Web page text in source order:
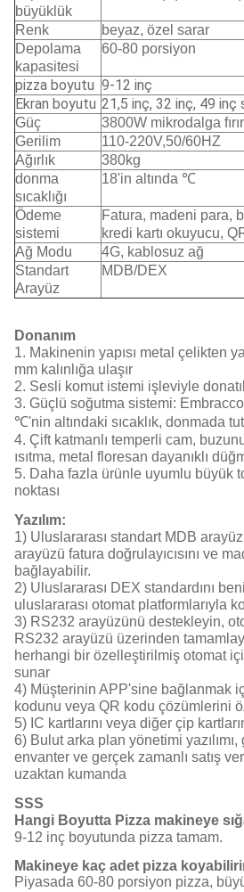
büyüklük
Renk
beyaz, özel sarar
Depolama
kapasitesi
60-80 porsiyon
pizza boyutu 9-12 inç
Ekran boyutu 21,5 inç, 32 inç, 49 inç
Güç
3800W mikrodalga
Gerilim
110-220V,50/60HZ
Ağırlık
380kg
donma
sıcaklığı
18'in altında ℃
Ödeme
sistemi
Fatura, madeni para,
kredi kartı okuyucu,
Ağ Modu
4G, kablosuz ağ
Standart
Arayüz
MDB/DEX
Donanım
1. Makinenin yapısı metal çelikten
mm kalınlığa ulaşır
2. Sesli komut istemi işleviyle
3. Güçlü soğutma sistemi:
℃'nin altındaki sıcaklık, donmada
4. Çift katmanlı temperli cam,
ısıtma, metal floresan dayanıklı
5. Daha fazla ürünle uyumlu büyük
noktası
Yazılım:
1) Uluslararası standart MDB
arayüzü fatura doğrulayıcısını ve
bağlayabilir.
2) Uluslararası DEX standardını
uluslararası otomat platformlarıyla
3) RS232 arayüzünü destekleyin,
RS232 arayüzü üzerinden
herhangi bir özelleştirilmiş otomat
sunar
4) Müşterinin APP'sine bağlanmak
kodunu veya QR kodu çözümlerini
5) IC kartlarını veya diğer çip
6) Bulut arka plan yönetimi yazılımı,
envanter ve gerçek zamanlı satış
uzaktan kumanda
SSS
Hangi Boyutta Pizza makineye
9-12 inç boyutunda pizza tamam.
Makineye kaç adet pizza
Piyasada 60-80 porsiyon pizza,